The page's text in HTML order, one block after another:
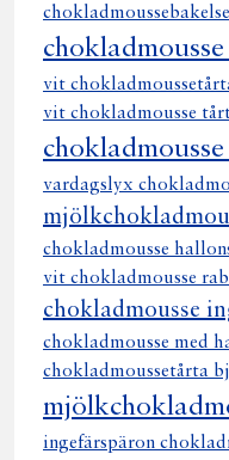
chokladmoussebakelse
vit
vit chokladmousse
vardagslyx
chokladmousse
vit chokladmousse
chokladmousse
chokladmousse med
chokladmoussetårta
ingefärspäron